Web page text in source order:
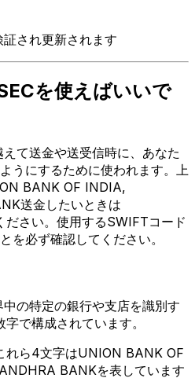
され更新されます
を使えばいいで
て送金や送受信時に、あなた
うにするために使われます。上
BANK OF INDIA,
送金したいときは
さい。使用するSWIFTコード
を必ず確認してください。
の特定の銀行や支店を識別す
で構成されています。
れら4文字はUNION BANK OF
BANKを表しています